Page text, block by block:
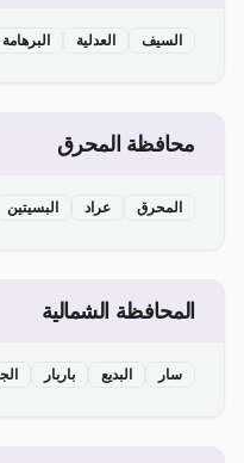
السيف العدلية البرهامة
محافظة المحرق
المحرق عراد البسيتين
المحافظة الشمالية
سار البديع باربار